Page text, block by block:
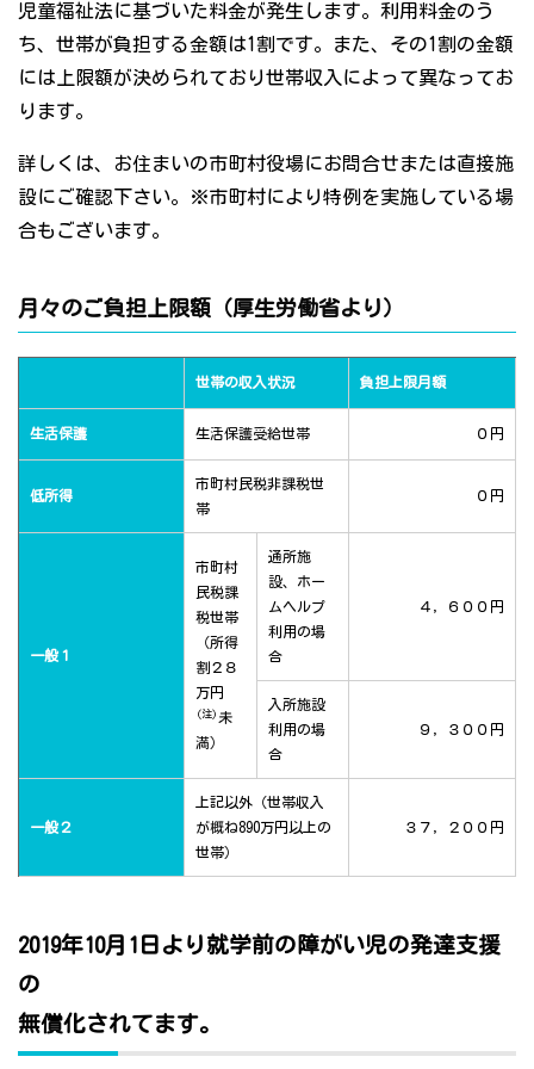
児童福祉法に基づいた料金が発生します。利用料金のう
ち、世帯が負担する金額は1割です。また、その1割の金額
には上限額が決められており世帯収入によって異なってお
ります。
詳しくは、お住まいの市町村役場にお問合せまたは直接施
設にご確認下さい。※市町村により特例を実施している場
合もございます。
月々のご負担上限額（厚生労働省より）
世帯の収入状況 負担上限月額
生活保護 生活保護受給世帯 ０円
低所得
市町村民税非課税世
帯
０円
一般１
市町村
民税課
税世帯
（所得
割２８
万円
(注) 未
満）
通所施
設、ホー
ムヘルプ
利用の場
合
４，６００円
入所施設
利用の場
合
９，３００円
一般２
上記以外（世帯収入
が概ね890万円以上の
世帯）
３７，２００円
2019年10月1日より就学前の障がい児の発達支援
の
無償化されてます。